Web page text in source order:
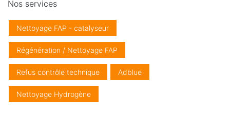
Nos services
Nettoyage FAP - catalyseur
Régénération / Nettoyage FAP
Refus contrôle technique Adblue
Nettoyage Hydrogène